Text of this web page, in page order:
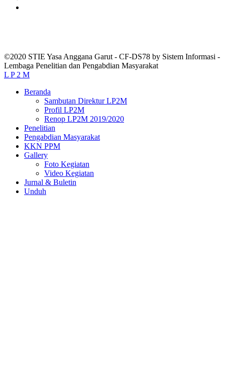
©2020 STIE Yasa Anggana Garut - CF-DS78 by Sistem Informasi -
Lembaga Penelitian dan Pengabdian Masyarakat
L P 2 M
Beranda
Sambutan Direktur LP2M
Profil LP2M
Renop LP2M 2019/2020
Penelitian
Pengabdian Masyarakat
KKN PPM
Gallery
Foto Kegiatan
Video Kegiatan
Jurnal & Buletin
Unduh